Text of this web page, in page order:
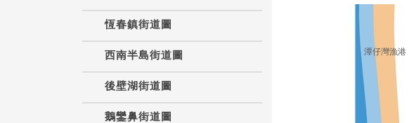
恆春鎮街道圖
西南半島街道圖
後壁湖街道圖
鵝鑾鼻街道圖
潭仔灣漁港